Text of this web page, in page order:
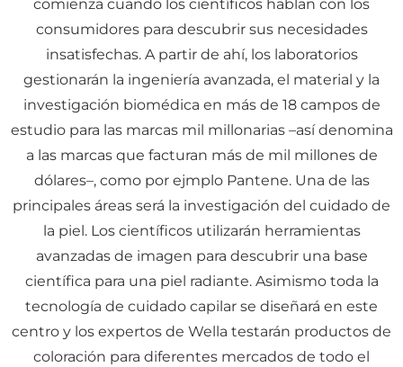
comienza cuando los científicos hablan con los
consumidores para descubrir sus necesidades
insatisfechas. A partir de ahí, los laboratorios
gestionarán la ingeniería avanzada, el material y la
investigación biomédica en más de 18 campos de
estudio para las marcas mil millonarias –así denomina
a las marcas que facturan más de mil millones de
dólares–, como por ejmplo Pantene. Una de las
principales áreas será la investigación del cuidado de
la piel. Los científicos utilizarán herramientas
avanzadas de imagen para descubrir una base
científica para una piel radiante. Asimismo toda la
tecnología de cuidado capilar se diseñará en este
centro y los expertos de Wella testarán productos de
coloración para diferentes mercados de todo el